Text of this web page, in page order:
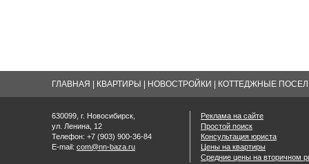
ГЛАВНАЯ КВАРТИРЫ НОВОСТРОЙКИ КОТТЕДЖНЫЕ
630099, г. Новосибирск,
ул. Ленина, 12
Телефон: +7 (903) 900-36-84
E-mail: com@nn-baza.ru
Реклама на сайте
Простой поиск
Консультация юриста
Цены на квартиры
Средние цены на вторичном